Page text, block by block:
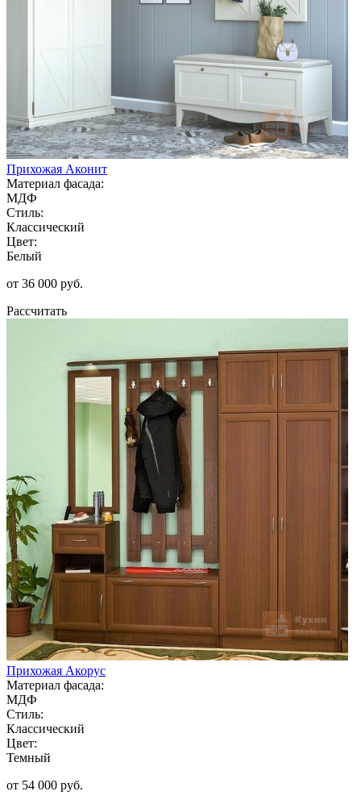
Прихожая Аконит
Материал фасада:
МДФ
Стиль:
Классический
Цвет:
Белый
от 36 000 руб.
Рассчитать
Прихожая Акорус
Материал фасада:
МДФ
Стиль:
Классический
Цвет:
Темный
от 54 000 руб.